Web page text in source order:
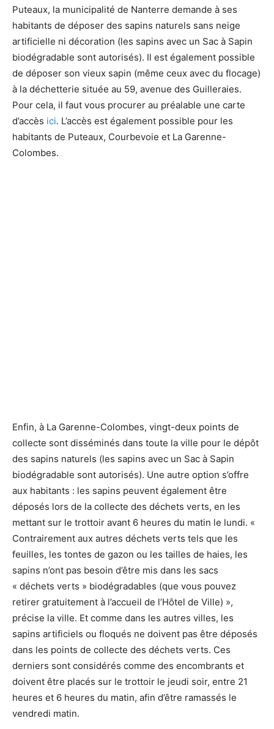
Puteaux, la municipalité de Nanterre demande à ses
habitants de déposer des sapins naturels sans neige
artificielle ni décoration (les sapins avec un Sac à Sapin
biodégradable sont autorisés). Il est également possible
de déposer son vieux sapin (même ceux avec du flocage)
à la déchetterie située au 59, avenue des Guilleraies.
Pour cela, il faut vous procurer au préalable une carte
d’accès ici. L’accès est également possible pour les
habitants de Puteaux, Courbevoie et La Garenne-
Colombes.
Enfin, à La Garenne-Colombes, vingt-deux points de
collecte sont disséminés dans toute la ville pour le dépôt
des sapins naturels (les sapins avec un Sac à Sapin
biodégradable sont autorisés). Une autre option s’offre
aux habitants : les sapins peuvent également être
déposés lors de la collecte des déchets verts, en les
mettant sur le trottoir avant 6 heures du matin le lundi. «
Contrairement aux autres déchets verts tels que les
feuilles, les tontes de gazon ou les tailles de haies, les
sapins n’ont pas besoin d’être mis dans les sacs
« déchets verts » biodégradables (que vous pouvez
retirer gratuitement à l’accueil de l’Hôtel de Ville) »,
précise la ville. Et comme dans les autres villes, les
sapins artificiels ou floqués ne doivent pas être déposés
dans les points de collecte des déchets verts. Ces
derniers sont considérés comme des encombrants et
doivent être placés sur le trottoir le jeudi soir, entre 21
heures et 6 heures du matin, afin d’être ramassés le
vendredi matin.